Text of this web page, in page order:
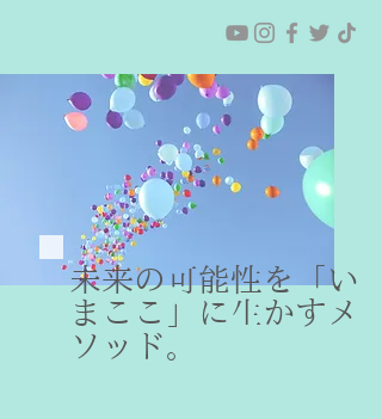
未来の可能性を「い
まここ」に生かすメ
ソッド。